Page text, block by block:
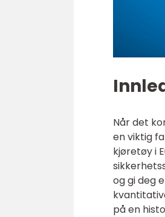
Når det
en viktig
kjøretøy i
og gi deg
på en